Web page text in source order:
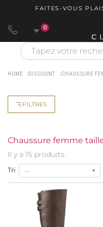
FAITES-VOUS
0
HOME DISCOUNT CHAUSSURE
FILTRES
Chaussure femme
Il y a 15 produits.
Tri --